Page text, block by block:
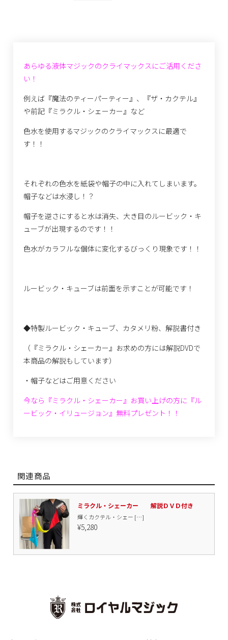
あらゆる液体マジックのクライマックスにご活用くださ
い！
例えば『魔法のティーパーティー』、『ザ・カクテル』
や前記『ミラクル・シェーカー』など
色水を使用するマジックのクライマックスに最適で
す！！
それぞれの色水を紙袋や帽子の中に入れてしまいます。
帽子などは水浸し！？
帽子を逆さにすると水は消失、大き目のルービック・キ
ューブが出現するのです！！
色水がカラフルな個体に変化するびっくり現象です！！
ルービック・キューブは前面を示すことが可能です！
◆特製ルービック・キューブ、カタメリ粉、解説書付き
（『ミラクル・シェーカー』お求めの方には解説DVDで
本商品の解説もしています）
・帽子などはご用意ください
今なら『ミラクル・シェーカー』お買い上げの方に『ル
ービック・イリュージョン』無料プレゼント！！
関連商品
ミラクル・シェーカー 解説ＤＶＤ付き
輝くカクテル・シェー […]
¥5,280